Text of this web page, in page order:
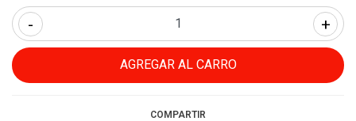
+
-
COMPARTIR